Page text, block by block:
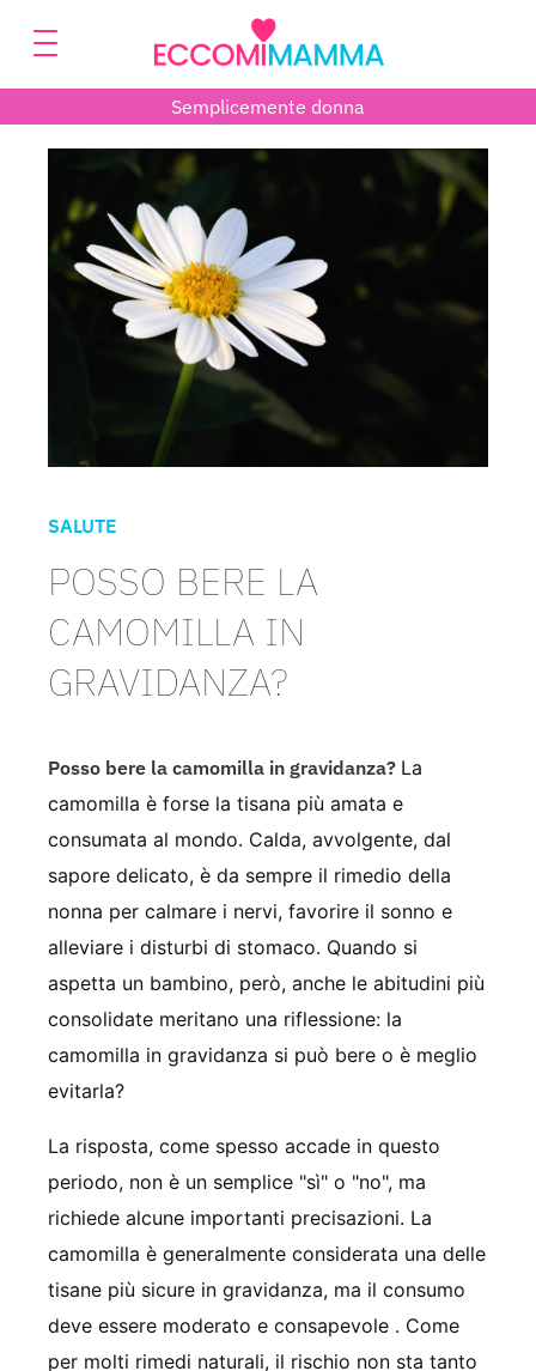
Semplicemente donna
SALUTE
POSSO BERE LA
CAMOMILLA IN
GRAVIDANZA?
Posso bere la camomilla in gravidanza? La
camomilla è forse la tisana più amata e
consumata al mondo. Calda, avvolgente, dal
sapore delicato, è da sempre il rimedio della
nonna per calmare i nervi, favorire il sonno e
alleviare i disturbi di stomaco. Quando si
aspetta un bambino, però, anche le abitudini più
consolidate meritano una riflessione: la
camomilla in gravidanza si può bere o è meglio
evitarla?
La risposta, come spesso accade in questo
periodo, non è un semplice "sì" o "no", ma
richiede alcune importanti precisazioni. La
camomilla è generalmente considerata una delle
tisane più sicure in gravidanza, ma il consumo
deve essere moderato e consapevole . Come
per molti rimedi naturali, il rischio non sta tanto